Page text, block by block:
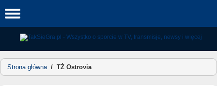
to
Strona główna/ TŻ Ostrovia